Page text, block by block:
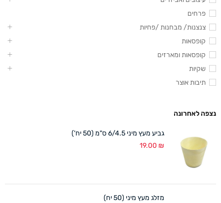
פרחים
צנצנות/ מבחנות /פחיות
קופסאות
קופסאות ומארזים
שקיות
תיבות אוצר
נצפה לאחרונה
גביע מעץ מיני 6/4.5 ס"מ (50 יח')
19.00 ₪
מזלג מעץ מיני (50 יח)